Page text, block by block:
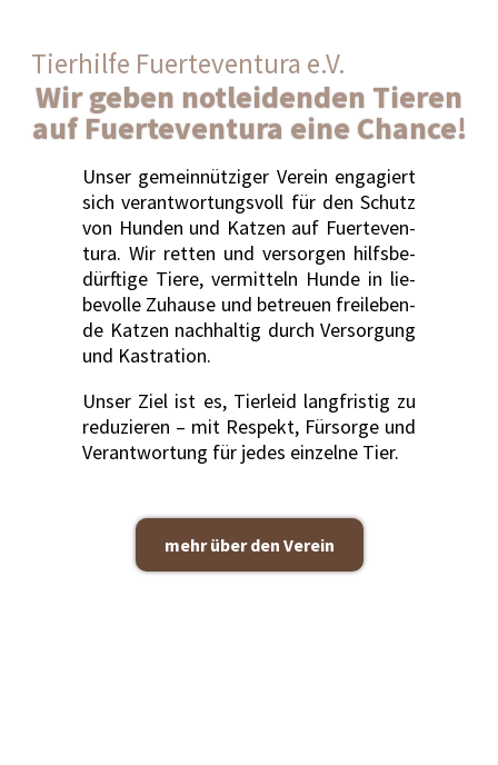
Tier­hil­fe Fuer­te­ven­tura e.V.
Wir geben notleidenden Tieren
auf Fuerteventura eine Chance!
Unser gemein­nüt­zi­ger Ver­ein enga­giert
sich ver­ant­wor­tungs­voll für den Schutz
von Hun­den und Kat­zen auf Fuer­te­ven­
tura. Wir ret­ten und ver­sor­gen hilfs­be­
dürf­ti­ge Tie­re, ver­mit­teln Hun­de in lie­
be­vol­le Zuhau­se und betreu­en frei­le­ben­
de Kat­zen nach­hal­tig durch Ver­sor­gung
und Kas­tra­ti­on.
Unser Ziel ist es, Tier­leid lang­fris­tig zu
redu­zie­ren – mit Respekt, Für­sor­ge und
Ver­ant­wor­tung für jedes ein­zel­ne Tier.
mehr über den Ver­ein